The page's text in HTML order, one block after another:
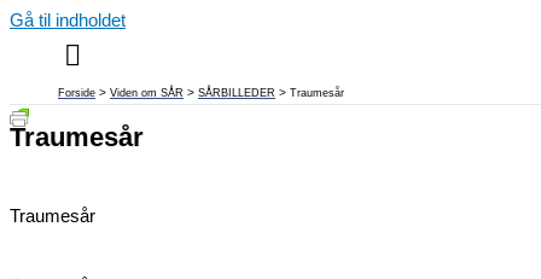
Gå til indholdet
Forside Viden om SÅR SÅRBILLEDER Traumesår
Traumesår
Traumesår